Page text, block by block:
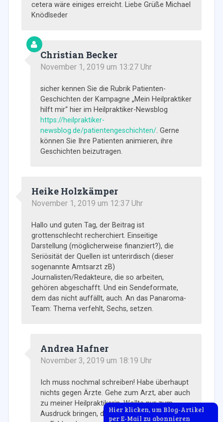
cetera wäre einiges erreicht. Liebe Grüße Michael
Knödlseder
Christian Becker
November 1, 2019 um 13:27 Uhr
sicher kennen Sie die Rubrik Patienten-
Geschichten der Kampagne „Mein Heilpraktiker
hilft mir“ hier im Heilpraktiker-Newsblog
https://heilpraktiker-
newsblog.de/patientengeschichten/. Gerne
können Sie Ihre Patienten animieren, ihre
Geschichten beizutragen.
Heike Holzkämper
November 1, 2019 um 12:37 Uhr
Hallo und guten Tag, der Beitrag ist
grottenschlecht recherchiert. Einseitige
Darstellung (möglicherweise finanziert?), die
Seriösität der Quellen ist unterirdisch (dieser
sogenannte Amtsarzt zB)
Journalisten/Redakteure, die so arbeiten,
gehören abgeschafft. Und ein Sendeformate,
dem das nicht auffällt, auch. An das Panaroma-
Team: Thema verfehlt, Sechs, setzen.
Andrea Hafner
November 3, 2019 um 18:19 Uhr
Ich muss nochmal schreiben! Habe überhaupt
nichts gegen Ärzte. Gehe zum Arzt, aber auch
zu meiner Heilpraktikerin. Wollte nur zum
Ausdruck bringen, dass es auf beiden Seiten
Hier klicken, um Blog-Artikel
per E-Mail zu abonnieren